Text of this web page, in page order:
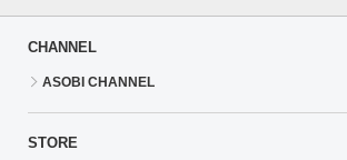
CHANNEL
ASOBI CHANNEL
STORE